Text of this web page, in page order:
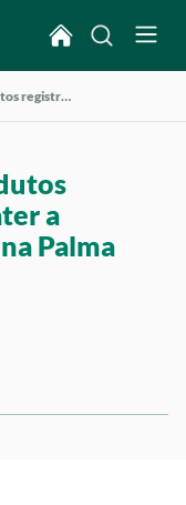
Levantamento dos produtos registrados para combater a Cochonilha do Carmim na Palma Forrageira
a
Palma